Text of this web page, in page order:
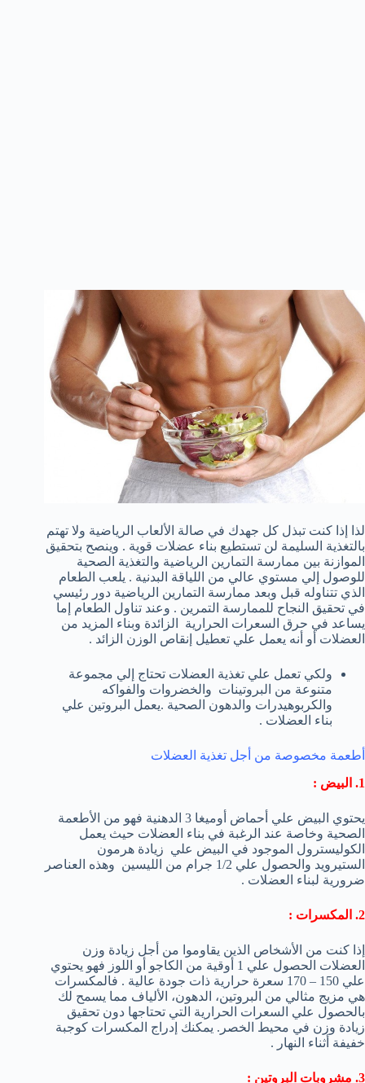
لذا إذا كنت تبذل كل جهدك في صالة الألعاب الرياضية ولا تهتم
بالتغذية السليمة لن تستطيع بناء عضلات قوية . وينصح بتحقيق
الموازنة بين ممارسة التمارين الرياضية والتغذية الصحية
للوصول إلي مستوي عالي من اللياقة البدنية . يلعب الطعام
الذي تتناوله قبل وبعد ممارسة التمارين الرياضية دور رئيسي
في تحقيق النجاح للممارسة التمرين . وعند تناول الطعام إما
يساعد في حرق السعرات الحرارية الزائدة وبناء المزيد من
العضلات أو أنه يعمل علي تعطيل إنقاص الوزن الزائد .
ولكي تعمل علي تغذية العضلات تحتاج إلي مجموعة
متنوعة من البروتينات والخضروات والفواكه
والكربوهيدرات والدهون الصحية .يعمل البروتين علي
بناء العضلات .
أطعمة مخصوصة من أجل تغذية العضلات
1. البيض :
يحتوي البيض علي أحماض أوميغا 3 الدهنية فهو من الأطعمة
الصحية وخاصة عند الرغبة في بناء العضلات حيث يعمل
الكوليسترول الموجود في البيض علي زيادة هرمون
الستيرويد والحصول علي 1/2 جرام من الليسين وهذه العناصر
ضرورية لبناء العضلات .
2. المكسرات :
إذا كنت من الأشخاص الذين يقاوموا من أجل زيادة وزن
العضلات الحصول علي 1 أوقية من الكاجو أو اللوز فهو يحتوي
علي 150 – 170 سعرة حرارية ذات جودة عالية . فالمكسرات
هي مزيج مثالي من البروتين، الدهون، الألياف مما يسمح لك
بالحصول علي السعرات الحرارية التي تحتاجها دون تحقيق
زيادة وزن في محيط الخصر. يمكنك إدراج المكسرات كوجبة
خفيفة أثناء النهار .
3. مشروبات البروتين :